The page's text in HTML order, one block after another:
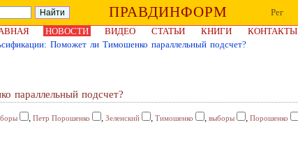
ПРАВДИНФОРМ
Рег
НОВОСТИ ВИДЕО СТАТЬИ КНИГИ КОНТАКТЫ
Поможет ли Тимошенко параллельный подсчет?
параллельный подсчет?
, Петр Порошенко , Зеленский , Тимошенко , выборы , Порошенко